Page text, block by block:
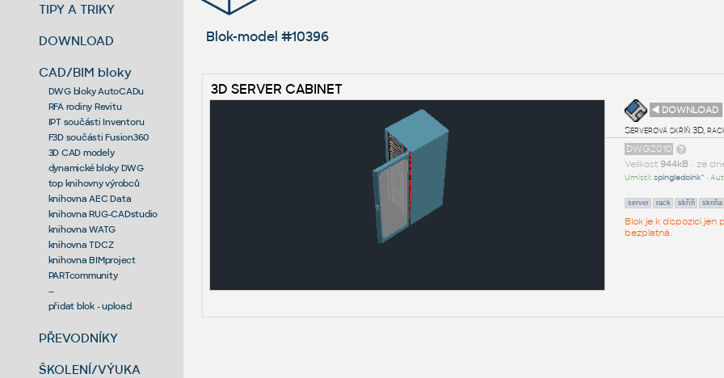
TIPY A TRIKY
DOWNLOAD
CAD/BIM bloky
DWG bloky AutoCADu
RFA rodiny Revitu
IPT součásti Inventoru
F3D součásti Fusion360
3D CAD modely
dynamické bloky DWG
top knihovny výrobců
knihovna AEC Data
knihovna RUG-CADstudio
knihovna WATG
knihovna TDCZ
knihovna BIMproject
PARTcommunity
--
přidat blok - upload
PŘEVODNÍKY
ŠKOLENÍ/VÝUKA
Blok-model #10396
3D SERVER CABINET
◄ DOWNLOAD
Serverová skříň 3D,
DWG2010
Velikost 944kB• ze
Umístil:spingledoink^ •
server rack skříň skriňa
Blok je k dispozici jen
bezplatná.